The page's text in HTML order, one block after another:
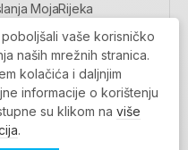
MojaRijeka
SE
vaše korisničko
naših mrežnih stranica.
kolačića i daljnjim
informacije o korištenju
su klikom na više
.